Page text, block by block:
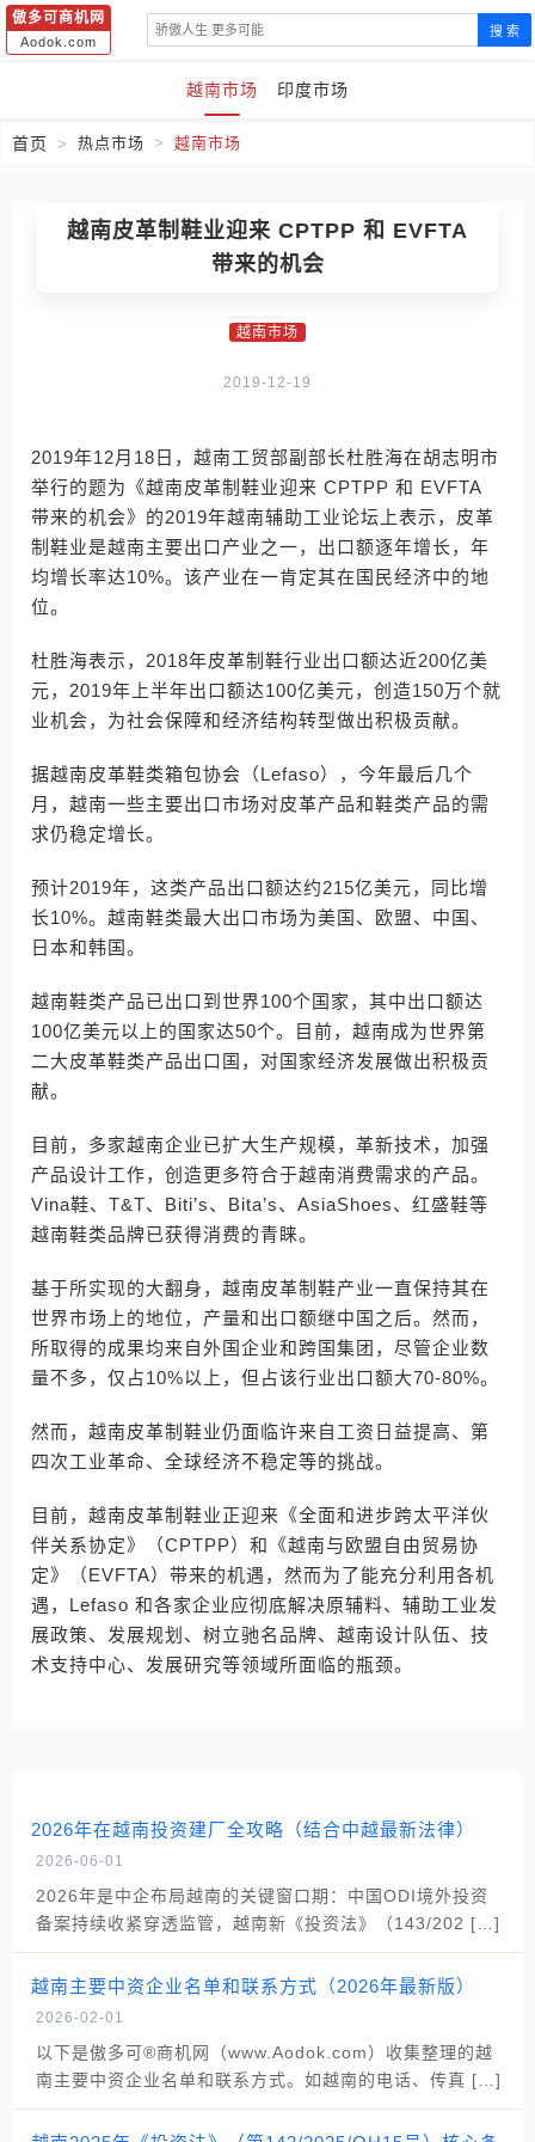
傲多可商机网
Aodok.com
搜 索
越南市场 印度市场
首页 热点市场 越南市场
越南皮革制鞋业迎来 CPTPP 和 EVFTA
带来的机会
越南市场
2019-12-19
2019年12月18日，越南工贸部副部长杜胜海在胡志明市
举行的题为《越南皮革制鞋业迎来 CPTPP 和 EVFTA
带来的机会》的2019年越南辅助工业论坛上表示，皮革
制鞋业是越南主要出口产业之一，出口额逐年增长，年
均增长率达10%。该产业在一肯定其在国民经济中的地
位。
杜胜海表示，2018年皮革制鞋行业出口额达近200亿美
元，2019年上半年出口额达100亿美元，创造150万个就
业机会，为社会保障和经济结构转型做出积极贡献。
据越南皮革鞋类箱包协会（Lefaso），今年最后几个
月，越南一些主要出口市场对皮革产品和鞋类产品的需
求仍稳定增长。
预计2019年，这类产品出口额达约215亿美元，同比增
长10%。越南鞋类最大出口市场为美国、欧盟、中国、
日本和韩国。
越南鞋类产品已出口到世界100个国家，其中出口额达
100亿美元以上的国家达50个。目前，越南成为世界第
二大皮革鞋类产品出口国，对国家经济发展做出积极贡
献。
目前，多家越南企业已扩大生产规模，革新技术，加强
产品设计工作，创造更多符合于越南消费需求的产品。
Vina鞋、T&T、Biti’s、Bita’s、AsiaShoes、红盛鞋等
越南鞋类品牌已获得消费的青睐。
基于所实现的大翻身，越南皮革制鞋产业一直保持其在
世界市场上的地位，产量和出口额继中国之后。然而，
所取得的成果均来自外国企业和跨国集团，尽管企业数
量不多，仅占10%以上，但占该行业出口额大70-80%。
然而，越南皮革制鞋业仍面临许来自工资日益提高、第
四次工业革命、全球经济不稳定等的挑战。
目前，越南皮革制鞋业正迎来《全面和进步跨太平洋伙
伴关系协定》（CPTPP）和《越南与欧盟自由贸易协
定》（EVFTA）带来的机遇，然而为了能充分利用各机
遇，Lefaso 和各家企业应彻底解决原辅料、辅助工业发
展政策、发展规划、树立驰名品牌、越南设计队伍、技
术支持中心、发展研究等领域所面临的瓶颈。
2026年在越南投资建厂全攻略（结合中越最新法律）
2026-06-01
2026年是中企布局越南的关键窗口期：中国ODI境外投资
备案持续收紧穿透监管，越南新《投资法》（143/202 […]
越南主要中资企业名单和联系方式（2026年最新版）
2026-02-01
以下是傲多可®商机网（www.Aodok.com）收集整理的越
南主要中资企业名单和联系方式。如越南的电话、传真 […]